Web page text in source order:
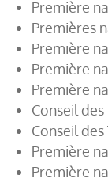
Première
Premières
Première
Première
Première
Conseil des
Conseil
Première
Première